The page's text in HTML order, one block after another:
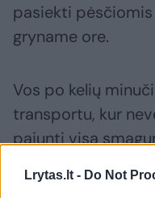
Lrytas.lt - Do Not
pasiekti
gryname ore.
Vos po kelių
transportu, kur
pajunti visą
kvapai, bėga
kiti sušilę